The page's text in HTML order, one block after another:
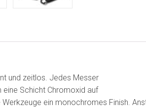
und zeitlos. Jedes Messer
Schicht Chromoxid auf
ein monochromes Finish.